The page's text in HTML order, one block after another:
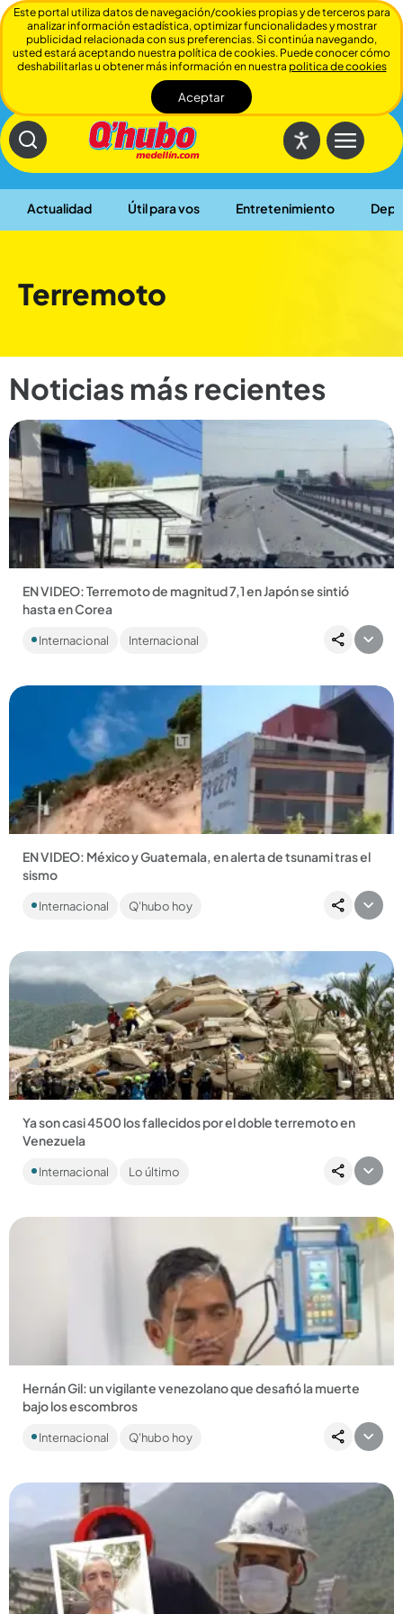
Actualidad Útil para vos Entretenimiento
Cerrar
Terremoto
Noticias más recientes
EN VIDEO: Terremoto de magnitud 7,1 en Japón se sintió
hasta en Corea
zonas del norte de Corea del Sur....
Internacional Internacional
Compartir Noticia
EN VIDEO: México y Guatemala, en alerta de tsunami tras el
sismo
Por fortuna el sismo no dejó víctimas que lamentar, pero los
centroamericanos están en alerta. ...
Internacional Q'hubo hoy
Compartir Noticia
Ya son casi 4500 los fallecidos por el doble terremoto en
Venezuela
según las autoridades, en 16.740....
Internacional Lo último
Compartir Noticia
Hernán Gil: un vigilante venezolano que desafió la muerte
bajo los escombros
Atrapado 8 días bajo un edificio colapsado, Hernán Gil contó
cómo la fe y el amor lo mantuvieron con vida. ¡Un verdadero...
Internacional Q'hubo hoy
Compartir Noticia
Este portal utiliza datos de navegación/cookies propias y de terceros para
analizar información estadística, optimizar funcionalidades y mostrar
publicidad relacionada con sus preferencias. Si continúa navegando,
usted estará aceptando nuestra política de cookies. Puede conocer cómo
deshabilitarlas u obtener más información en nuestra politica de cookies
Aceptar